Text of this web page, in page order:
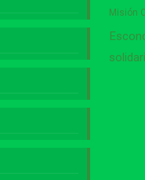
Misión